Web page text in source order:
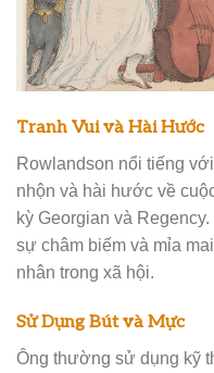
Tranh Vui và Hài Hước
Rowlandson nổi tiếng
nhộn và hài hước về
kỳ Georgian và
sự châm biếm và mỉa
nhân trong xã hội.
Sử Dụng Bút và Mực
Ông thường sử dụng kỹ